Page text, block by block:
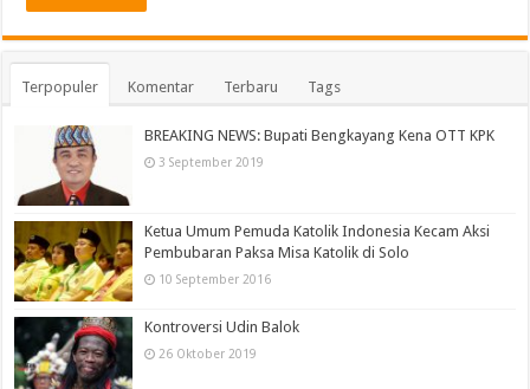
Terpopuler Komentar Terbaru Tags
BREAKING NEWS: Bupati Bengkayang Kena OTT KPK
3 September 2019
Ketua Umum Pemuda Katolik Indonesia Kecam Aksi
Pembubaran Paksa Misa Katolik di Solo
10 September 2016
Kontroversi Udin Balok
26 Oktober 2019